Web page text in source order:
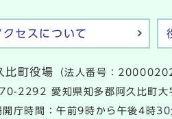
クセスについて
比町役場
（法人番号：
2292 愛知県知多郡阿久比町大
開庁時間：午前9時から午後4時30